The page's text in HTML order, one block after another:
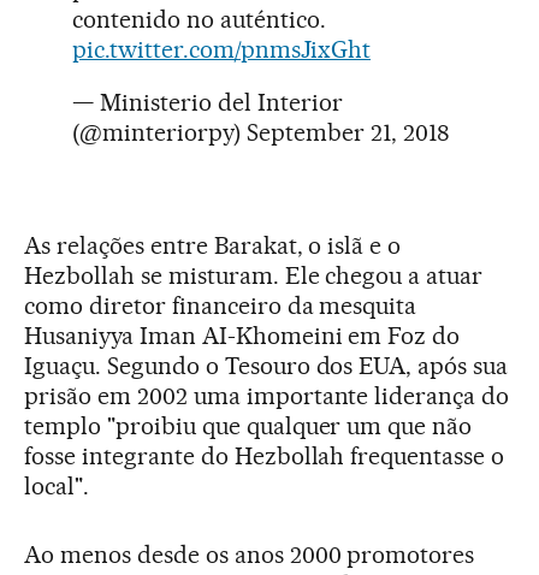
contenido no auténtico.
pic.twitter.com/pnmsJixGht
— Ministerio del Interior
(@minteriorpy) September 21, 2018
As relações entre Barakat, o islã e o
Hezbollah se misturam. Ele chegou a atuar
como diretor financeiro da mesquita
Husaniyya Iman AI-Khomeini em Foz do
Iguaçu. Segundo o Tesouro dos EUA, após sua
prisão em 2002 uma importante liderança do
templo "proibiu que qualquer um que não
fosse integrante do Hezbollah frequentasse o
local".
Ao menos desde os anos 2000 promotores